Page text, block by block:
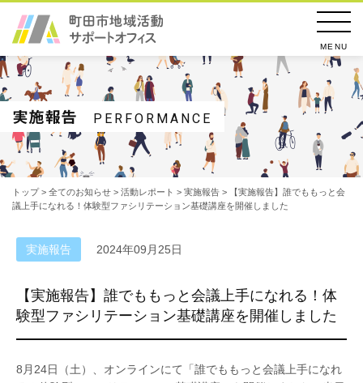
MENU
実施報告 PERFORMANCE
トップ> 全てのお知らせ > 活動レポート > 実施報告 > 【実施報告】誰でももっと会
議上手になれる！体験型ファシリテーション基礎講座を開催しました
実施報告 2024年09月25日
【実施報告】誰でももっと会議上手になれる！体
験型ファシリテーション基礎講座を開催しました
8月24日（土）、オンラインにて「誰でももっと会議上手になれ